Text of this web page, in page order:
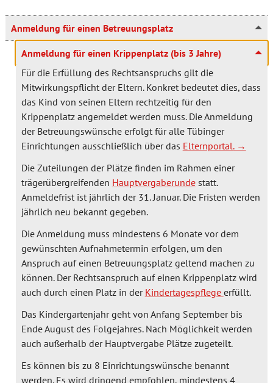
Anmeldung für einen Betreuungsplatz
Anmeldung für einen Krippenplatz (bis 3 Jahre)
Für die Erfüllung des Rechtsanspruchs gilt die
Mitwirkungspflicht der Eltern. Konkret bedeutet dies, dass
das Kind von seinen Eltern rechtzeitig für den
Krippenplatz angemeldet werden muss. Die Anmeldung
der Betreuungswünsche erfolgt für alle Tübinger
Einrichtungen ausschließlich über das Elternportal.
Die Zuteilungen der Plätze finden im Rahmen einer
trägerübergreifenden Hauptvergaberundestatt.
Anmeldefrist ist jährlich der 31. Januar. Die Fristen werden
jährlich neu bekannt gegeben.
Die Anmeldung muss mindestens 6 Monate vor dem
gewünschten Aufnahmetermin erfolgen, um den
Anspruch auf einen Betreuungsplatz geltend machen zu
können. Der Rechtsanspruch auf einen Krippenplatz wird
auch durch einen Platz in der Kindertagespflege erfüllt.
Das Kindergartenjahr geht von Anfang September bis
Ende August des Folgejahres. Nach Möglichkeit werden
auch außerhalb der Hauptvergabe Plätze zugeteilt.
Es können bis zu 8 Einrichtungswünsche benannt
werden. Es wird dringend empfohlen, mindestens 4